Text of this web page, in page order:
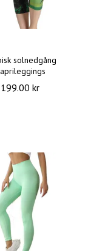
solnedgång
199.00 kr